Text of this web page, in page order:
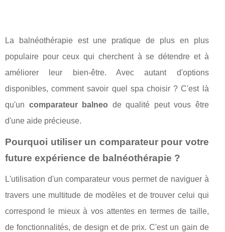
La balnéothérapie est une pratique de plus en plus
populaire pour ceux qui cherchent à se détendre et à
améliorer leur bien-être. Avec autant d'options
disponibles, comment savoir quel spa choisir ? C'est là
qu'un comparateur balneo de qualité peut vous être
d'une aide précieuse.
Pourquoi utiliser un comparateur pour votre
future expérience de balnéothérapie ?
L'utilisation d'un comparateur vous permet de naviguer à
travers une multitude de modèles et de trouver celui qui
correspond le mieux à vos attentes en termes de taille,
de fonctionnalités, de design et de prix. C'est un gain de